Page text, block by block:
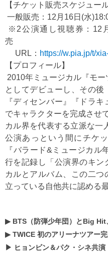
【チケット販売スケジュール
一般販売：12月16日(水
※2公演通し視聴券：12
売
URL： https://w.pia.jp/t/
【プロフィール】
2010年ミュージカル『モ
としてデビューし、その後
『ディセンバー』『ドラ
でキャラクターを完成させ
カル界を代表する立派な一
公演あっという間にチケ
『バラード&ミュージカル
行を記録し「公演界のキン
カルとアルバム、この二つ
立っている自他共に認める
▶ BTS（防弾少年団）とBig Hit
▶TWICE 初のアリーナツアー完走！「東京ドーム 2DAYS」「ナゴ
▶ ヒョンビン＆パク・シネ共演「アル